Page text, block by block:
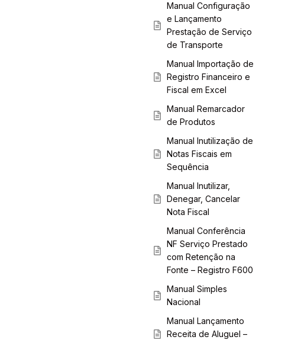
Manual Configuração
e Lançamento
Prestação de Serviço
de Transporte
Manual Importação de
Registro Financeiro e
Fiscal em Excel
Manual Remarcador
de Produtos
Manual Inutilização de
Notas Fiscais em
Sequência
Manual Inutilizar,
Denegar, Cancelar
Nota Fiscal
Manual Conferência
NF Serviço Prestado
com Retenção na
Fonte – Registro F600
Manual Simples
Nacional
Manual Lançamento
Receita de Aluguel –